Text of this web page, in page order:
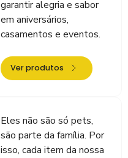
garantir alegria e sabor
em aniversários,
casamentos e eventos.
Ver produtos
Eles não são só pets,
são parte da família. Por
isso, cada item da nossa